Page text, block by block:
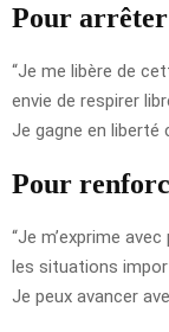
Pour
“Je me libère de
envie de respirer
Je gagne en liberté
Pour
“Je m’exprime
les situations
Je peux avancer